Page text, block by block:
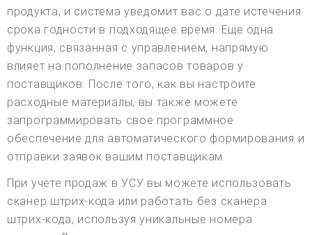
продукта, и система уведомит вас о дате истечения
срока годности в подходящее время. Еще одна
функция, связанная с управлением, напрямую
влияет на пополнение запасов товаров у
поставщиков. После того, как вы настроите
расходные материалы, вы также можете
запрограммировать свое программное
обеспечение для автоматического формирования и
отправки заявок вашим поставщикам.
При учете продаж в УСУ вы можете использовать
сканер штрих-кода или работать без сканера
штрих-кода, используя уникальные номера